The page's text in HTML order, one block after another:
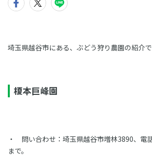
埼玉県越谷市にある、ぶどう狩り農園の紹介で
榎本巨峰園
・ 問い合わせ：埼玉県越谷市増林3890、電
まで。